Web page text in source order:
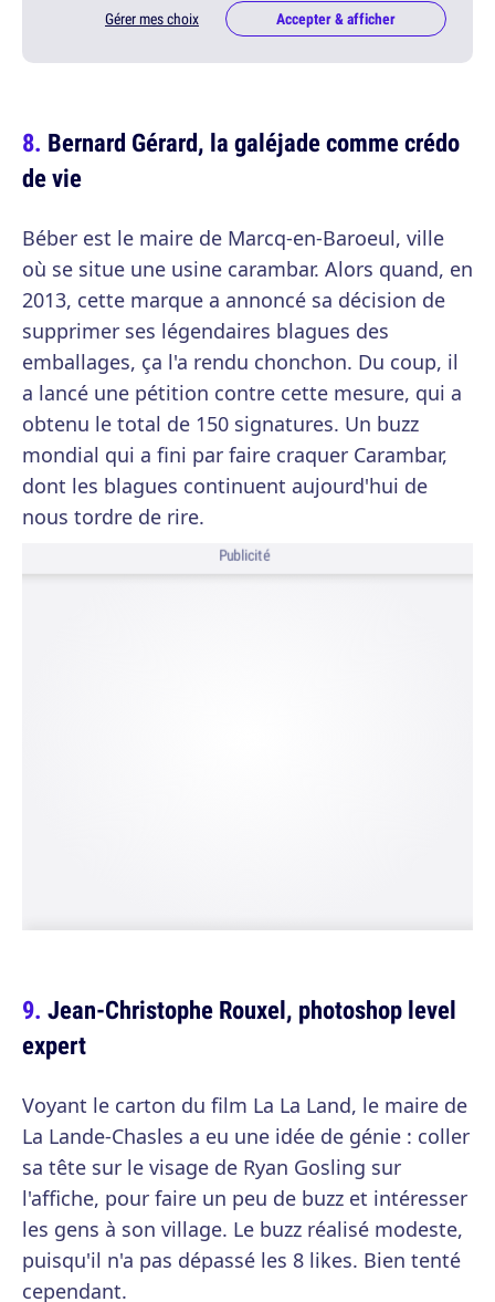
Gérer mes choix Accepter & afficher
Bernard Gérard, la galéjade comme crédo
de vie
Béber est le maire de Marcq-en-Baroeul, ville
où se situe une usine carambar. Alors quand, en
2013, cette marque a annoncé sa décision de
supprimer ses légendaires blagues des
emballages, ça l'a rendu chonchon. Du coup, il
a lancé une pétition contre cette mesure, qui a
obtenu le total de 150 signatures. Un buzz
mondial qui a fini par faire craquer Carambar,
dont les blagues continuent aujourd'hui de
nous tordre de rire.
Publicité
Jean-Christophe Rouxel, photoshop level
expert
Voyant le carton du film La La Land, le maire de
La Lande-Chasles a eu une idée de génie : coller
sa tête sur le visage de Ryan Gosling sur
l'affiche, pour faire un peu de buzz et intéresser
les gens à son village. Le buzz réalisé modeste,
puisqu'il n'a pas dépassé les 8 likes. Bien tenté
cependant.